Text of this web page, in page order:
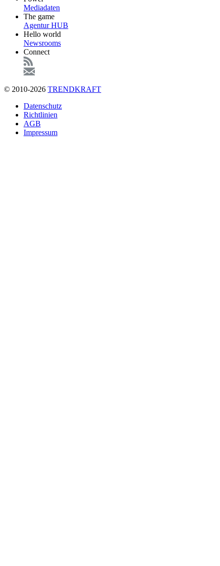
Mediadaten
The game
Agentur HUB
Hello world
Newsrooms
Connect
© 2010-2026 TRENDKRAFT
FußzeileDatenschutz
Richtlinien
AGB
Impressum